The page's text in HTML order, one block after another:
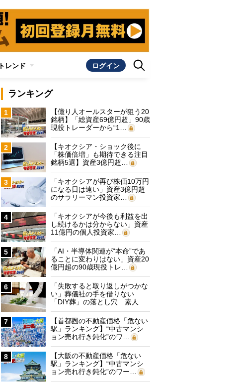
トレンド ログイン
ランキング
1
【億り人オールスターが狙う20
銘柄】「総資産69億円超」90歳
現役トレーダーから“1…
2
【キオクシア・ショック後に
「株価倍増」も期待できる注目
銘柄5選】資産3億円超…
3
「キオクシアが再び株価10万円
になる日は遠い」資産3億円超
のサラリーマン投資家…
4
「キオクシアが今後も利益を出
し続けるかは分からない」資産
11億円の個人投資家…
5
「AI・半導体関連が“本命”であ
ることに変わりはない」資産20
億円超の90歳現役トレ…
6
「失敗すると取り返しがつかな
い」葬儀社の手を借りない
「DIY葬」の落とし穴 素人
に…
7
【首都圏の不動産価格「危ない
駅」ランキング】“中古マンシ
ョン売れ行き鈍化”のワ…
8
【大阪の不動産価格「危ない
駅」ランキング】“中古マンシ
ョン売れ行き鈍化”のワー…